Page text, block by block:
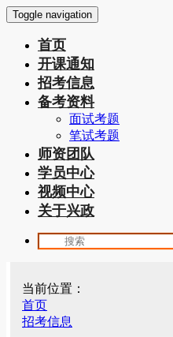
Toggle navigation
首页
开课通知
招考信息
备考资料
面试考题
笔试考题
师资团队
学员中心
视频中心
关于兴政
当前位置：
首页
招考信息